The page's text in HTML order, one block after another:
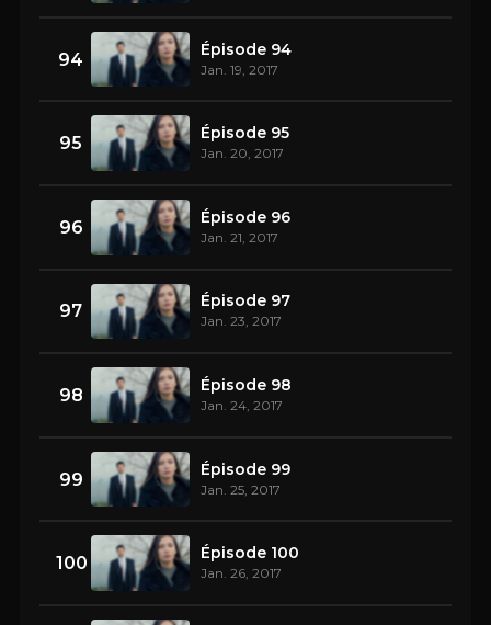
94 Épisode 94
Jan. 19, 2017
95 Épisode 95
Jan. 20, 2017
96 Épisode 96
Jan. 21, 2017
97 Épisode 97
Jan. 23, 2017
98 Épisode 98
Jan. 24, 2017
99 Épisode 99
Jan. 25, 2017
100 Épisode 100
Jan. 26, 2017